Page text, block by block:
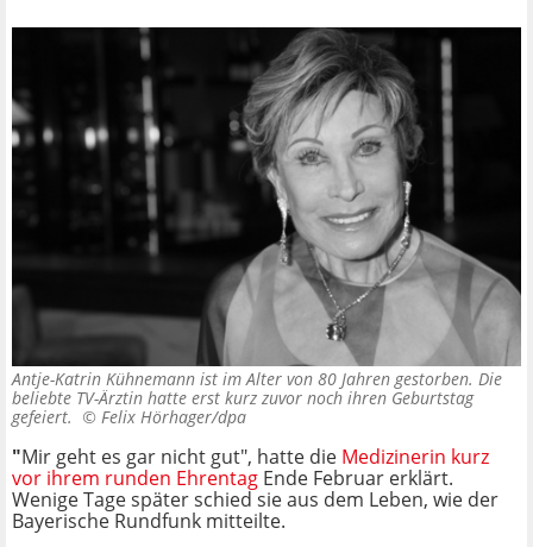
Antje-Katrin Kühnemann ist im Alter von 80 Jahren gestorben. Die
beliebte TV-Ärztin hatte erst kurz zuvor noch ihren Geburtstag
gefeiert. © Felix Hörhager/dpa
"Mir geht es gar nicht gut", hatte die Medizinerin kurz
vor ihrem runden Ehrentag Ende Februar erklärt.
Wenige Tage später schied sie aus dem Leben, wie der
Bayerische Rundfunk mitteilte.